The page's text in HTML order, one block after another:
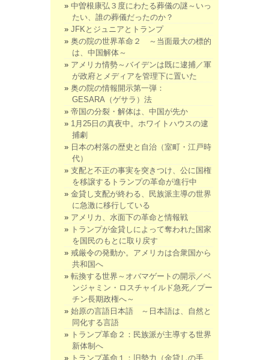
中曽根康弘３度にわたる葬儀の謎～いっ
たい、誰の葬儀だったのか？
JFKとジュニアとトランプ
奥の院の世界革命２ ～当面最大の標的
は、中国解体～
アメリカ情勢～バイデンは既に逮捕／軍
が政府とメディアを管理下に置いた
奥の院の情報開示第一弾：
GESARA（ゲサラ）法
帝国の分裂・解体は、中国が先か
1月25日の真夜中。ホワイトハウスの逮
捕劇
日本の村落の歴史と自治（室町・江戸時
代）
支配と不正の事実を突きつけ、公に国権
を移譲するトランプの革命が進行中
金貸し支配が終わる、民族派主導の世界
に急激に移行している
アメリカ、水面下の革命と情報戦
トランプが金貸しによって奪われた国家
を国民のもとに取り戻す
戒厳令の発動か。アメリカは合衆国から
共和国へ
転換する世界～オバマゲートの開示／ベ
ンジャミン・ロスチャイルド急死／プー
チン長期政権へ～
始原の言語日本語 ～日本語は、自然と
同化する言語
トランプ革命２：民族派が主導する世界
新体制へ
トランプ革命１：旧勢力（金貸しの手